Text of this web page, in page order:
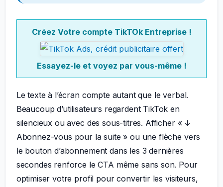
Créez Votre compte TikTOk Entreprise !
Essayez-le et voyez par vous-même !
Le texte à l’écran compte autant que le verbal.
Beaucoup d’utilisateurs regardent TikTok en
silencieux ou avec des sous-titres. Afficher « ↓
Abonnez-vous pour la suite » ou une flèche vers
le bouton d’abonnement dans les 3 dernières
secondes renforce le CTA même sans son. Pour
optimiser votre profil pour convertir les visiteurs,